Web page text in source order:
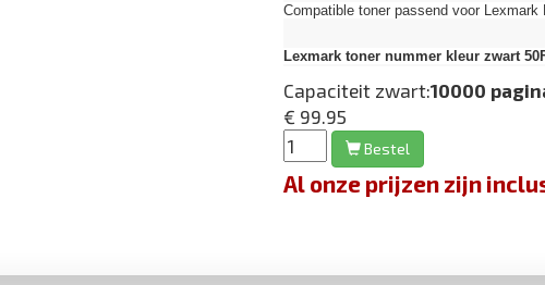
Compatible toner passend voor
Lexmark toner nummer kleur zwart
Capaciteit zwart:10000
€ 99.95
Bestel
Al onze prijzen zijn